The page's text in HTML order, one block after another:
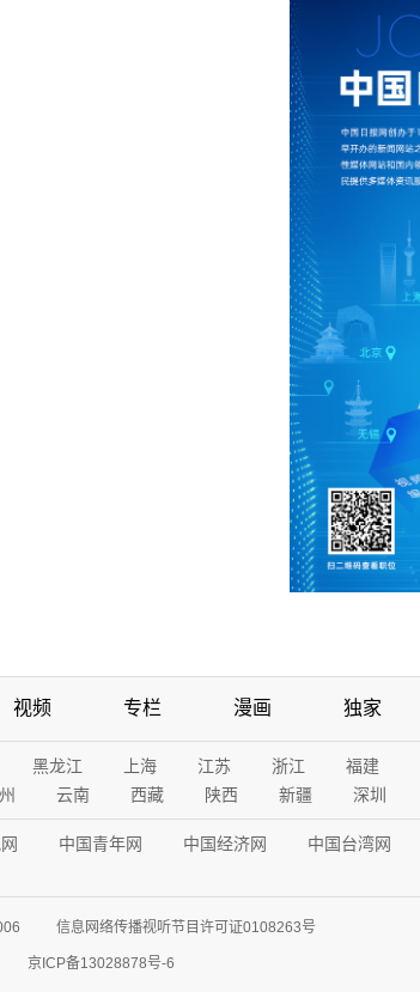
视频 专栏 漫画 独家
黑龙江 上海 江苏 浙江 福建
云南 西藏 陕西 新疆 深圳
中国青年网 中国经济网 中国台湾网
信息网络传播视听节目许可证0108263号
京ICP备13028878号-6